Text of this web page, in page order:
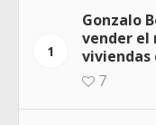
1
Gonzalo
vender el
viviendas
7